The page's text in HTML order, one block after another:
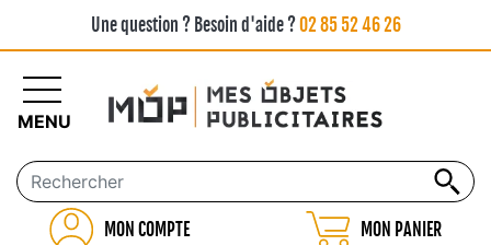
Une question ? Besoin d'aide ?02 85 52 46 26
MON COMPTE MON PANIER
MENU